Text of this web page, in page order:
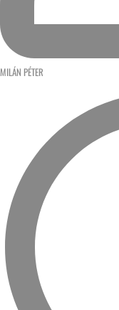
MILÁN PÉTER